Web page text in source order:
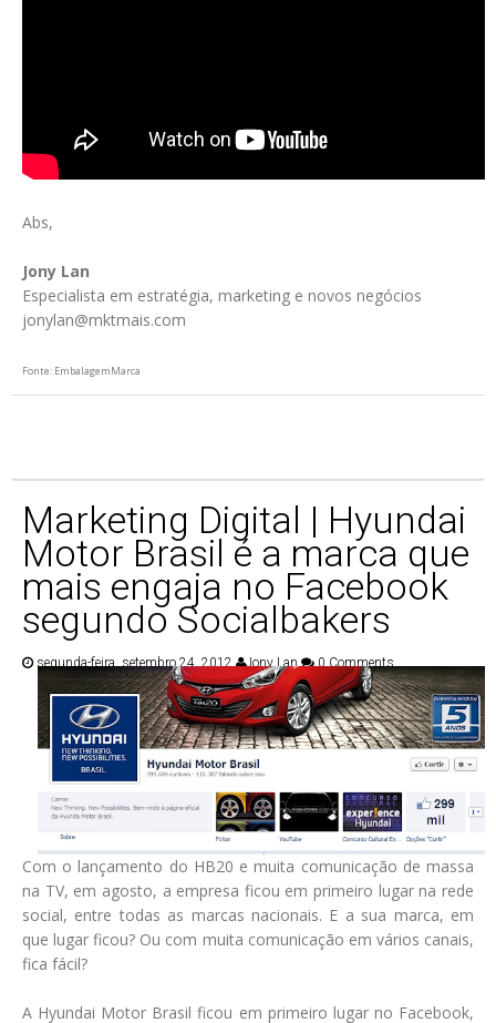
Abs,
Jony Lan
Especialista em estratégia, marketing e novos negócios
jonylan@mktmais.com
Fonte: EmbalagemMarca
Marketing Digital | Hyundai
Motor Brasil é a marca que
mais engaja no Facebook
segundo Socialbakers
segunda-feira, setembro 24, 2012 Jony Lan 0 Comments
Com o lançamento do HB20 e muita comunicação de massa
na TV, em agosto, a empresa ficou em primeiro lugar na rede
social, entre todas as marcas nacionais. E a sua marca, em
que lugar ficou? Ou com muita comunicação em vários canais,
fica fácil?
A Hyundai Motor Brasil ficou em primeiro lugar no Facebook,